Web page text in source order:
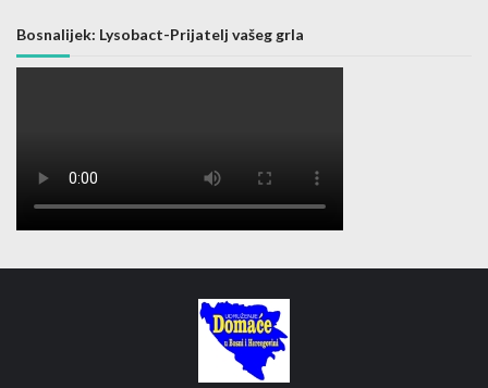
Bosnalijek: Lysobact-Prijatelj vašeg grla